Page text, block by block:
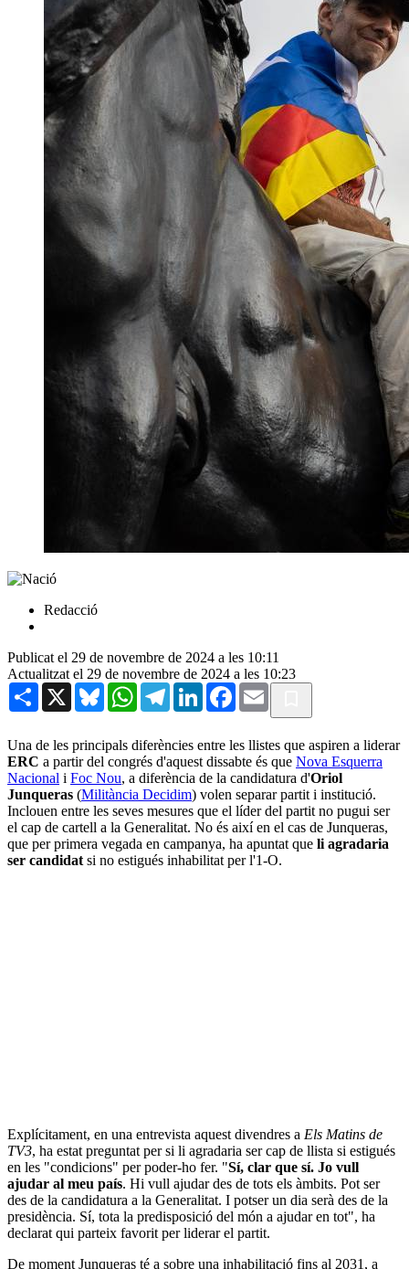
Redacció
Publicat el 29 de novembre de 2024 a les 10:11
Actualitzat el 29 de novembre de 2024 a les 10:23
Share X BlueskyWhatsAppTelegramLinkedInFacebook
Email
Una de les principals diferències entre les llistes que aspiren a liderar
ERC a partir del congrés d'aquest dissabte és que Nova Esquerra
Nacional i Foc Nou, a diferència de la candidatura d'Oriol
Junqueras (Militància Decidim) volen separar partit i institució.
Inclouen entre les seves mesures que el líder del partit no pugui ser
el cap de cartell a la Generalitat. No és així en el cas de Junqueras,
que per primera vegada en campanya, ha apuntat que li agradaria
ser candidat si no estigués inhabilitat per l'1-O.
Explícitament, en una entrevista aquest divendres a Els Matins de
TV3, ha estat preguntat per si li agradaria ser cap de llista si estigués
en les "condicions" per poder-ho fer. "Sí, clar que sí. Jo vull
ajudar al meu país. Hi vull ajudar des de tots els àmbits. Pot ser
des de la candidatura a la Generalitat. I potser un dia serà des de la
presidència. Sí, tota la predisposició del món a ajudar en tot", ha
declarat qui parteix favorit per liderar el partit.
De moment Junqueras té a sobre una inhabilitació fins al 2031, a